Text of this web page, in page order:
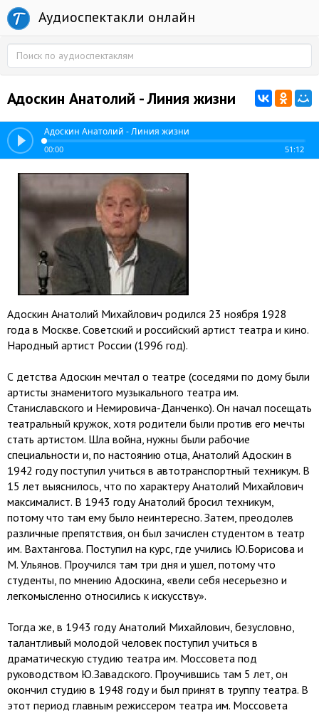
Аудиоспектакли онлайн
Адоскин Анатолий - Линия жизни
Адоскин Анатолий - Линия жизни
00:00 51:12
Адоскин Анатолий Михайлович родился 23 ноября 1928
года в Москве. Советский и российский артист театра и кино.
Народный артист России (1996 год).
С детства Адоскин мечтал о театре (соседями по дому были
артисты знаменитого музыкального театра им.
Станиславского и Немировича-Данченко). Он начал посещать
театральный кружок, хотя родители были против его мечты
стать артистом. Шла война, нужны были рабочие
специальности и, по настоянию отца, Анатолий Адоскин в
1942 году поступил учиться в автотранспортный техникум. В
15 лет выяснилось, что по характеру Анатолий Михайлович
максималист. В 1943 году Анатолий бросил техникум,
потому что там ему было неинтересно. Затем, преодолев
различные препятствия, он был зачислен студентом в театр
им. Вахтангова. Поступил на курс, где учились Ю.Борисова и
М. Ульянов. Проучился там три дня и ушел, потому что
студенты, по мнению Адоскина, «вели себя несерьезно и
легкомысленно относились к искусству».
Тогда же, в 1943 году Анатолий Михайлович, безусловно,
талантливый молодой человек поступил учиться в
драматическую студию театра им. Моссовета под
руководством Ю.Завадского. Проучившись там 5 лет, он
окончил студию в 1948 году и был принят в труппу театра. В
этот период главным режиссером театра им. Моссовета